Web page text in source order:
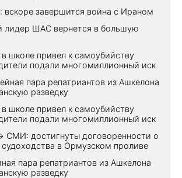
вскоре завершится война с Ираном
лидер ШАС вернется в большую
школе привел к самоубийству
подали многомиллионный иск
пара репатриантов из Ашкелона
разведку
школе привел к самоубийству
подали многомиллионный иск
СМИ: достигнуты договоренности о
судоходства в Ормузском проливе
пара репатриантов из Ашкелона
разведку